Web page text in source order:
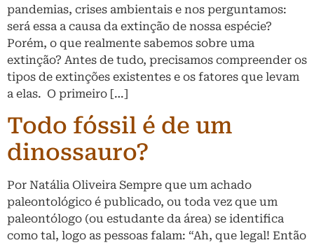
pandemias, crises ambientais e nos perguntamos:
será essa a causa da extinção de nossa espécie?
Porém, o que realmente sabemos sobre uma
extinção? Antes de tudo, precisamos compreender os
tipos de extinções existentes e os fatores que levam
a elas. O primeiro […]
Todo fóssil é de um
dinossauro?
Por Natália Oliveira Sempre que um achado
paleontológico é publicado, ou toda vez que um
paleontólogo (ou estudante da área) se identifica
como tal, logo as pessoas falam: “Ah, que legal! Então